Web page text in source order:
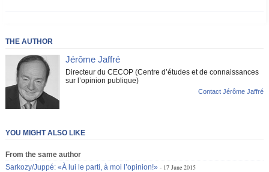
THE AUTHOR
Jérôme Jaffré
Directeur du CECOP (Centre d’études et de connaissances
sur l’opinion publique)
Contact Jérôme Jaffré
YOU MIGHT ALSO LIKE
From the same author
Sarkozy/Juppé: «À lui le parti, à moi l’opinion!»
17 June 2015